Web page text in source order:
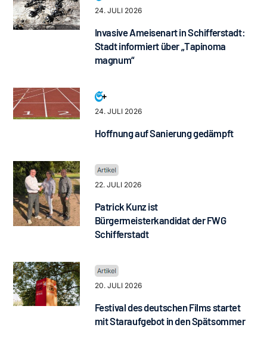
24. JULI 2026
Invasive Ameisenart in Schifferstadt:
Stadt informiert über „Tapinoma
magnum“
24. JULI 2026
Hoffnung auf Sanierung gedämpft
22. JULI 2026
Patrick Kunz ist
Bürgermeisterkandidat der FWG
Schifferstadt
20. JULI 2026
Festival des deutschen Films startet
mit Staraufgebot in den Spätsommer